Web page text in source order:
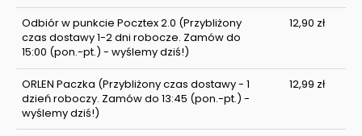
Odbiór w punkcie Pocztex 2.0 (Przybliżony
czas dostawy 1-2 dni robocze. Zamów do
15:00 (pon.-pt.) - wyślemy dziś!)
12,90 zł
ORLEN Paczka (Przybliżony czas dostawy - 1
dzień roboczy. Zamów do 13:45 (pon.-pt.) -
wyślemy dziś!)
12,99 zł